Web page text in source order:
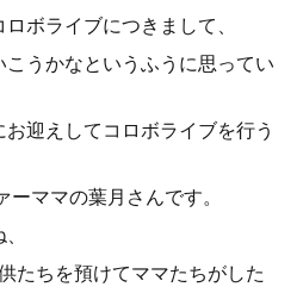
ボライブにつきまして、
うかなというふうに思ってい
迎えしてコロボライブを行う
ママの葉月さんです。
たちを預けてママたちがした